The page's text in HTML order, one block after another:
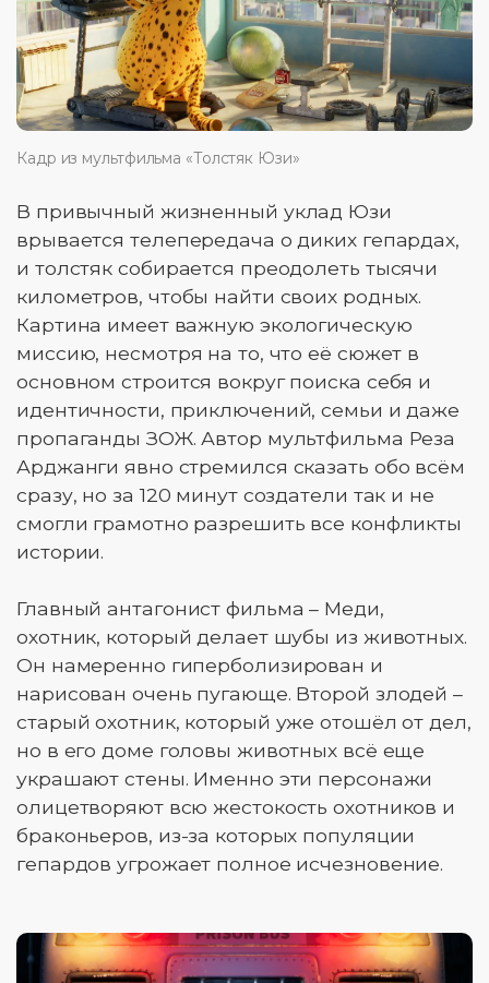
Кадр из мультфильма «Толстяк Юзи»
В привычный жизненный уклад Юзи
врывается телепередача о диких гепардах,
и толстяк собирается преодолеть тысячи
километров, чтобы найти своих родных.
Картина имеет важную экологическую
миссию, несмотря на то, что её сюжет в
основном строится вокруг поиска себя и
идентичности, приключений, семьи и даже
пропаганды ЗОЖ. Автор мультфильма Реза
Арджанги явно стремился сказать обо всём
сразу, но за 120 минут создатели так и не
смогли грамотно разрешить все конфликты
истории.
Главный антагонист фильма – Меди,
охотник, который делает шубы из животных.
Он намеренно гиперболизирован и
нарисован очень пугающе. Второй злодей –
старый охотник, который уже отошёл от дел,
но в его доме головы животных всё еще
украшают стены. Именно эти персонажи
олицетворяют всю жестокость охотников и
браконьеров, из-за которых популяции
гепардов угрожает полное исчезновение.